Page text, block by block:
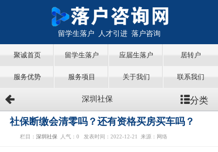
留学生落户 人才引进 落户咨询
聚诚首页 留学生落户 应届生落户 居转户
服务优势 服务项目 关于我们 联系我们
深圳社保 分类
社保断缴会清零吗？还有资格买房买车吗？
栏目： 深圳社保 人气： 0 发表时间：2022-12-21 来源：网络